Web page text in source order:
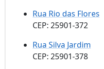
Rua Rio das Flores
CEP: 25901-372
Rua Silva Jardim
CEP: 25901-378